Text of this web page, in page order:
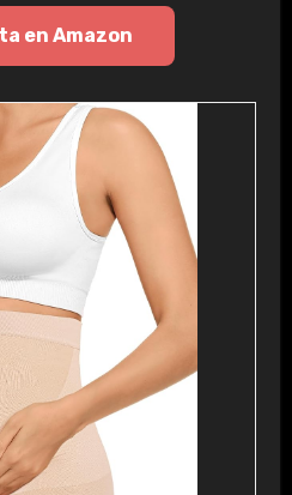
en Amazon